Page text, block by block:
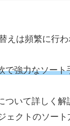
えは頻繁に行わ
で強力なソート
ついて詳しく
クトのソート